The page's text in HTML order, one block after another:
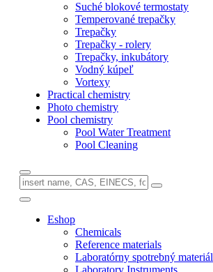
Suché blokové termostaty
Temperované trepačky
Trepačky
Trepačky - rolery
Trepačky, inkubátory
Vodný kúpeľ
Vortexy
Practical chemistry
Photo chemistry
Pool chemistry
Pool Water Treatment
Pool Cleaning
Eshop
Chemicals
Reference materials
Laboratórny spotrebný materiál
Laboratory Instruments